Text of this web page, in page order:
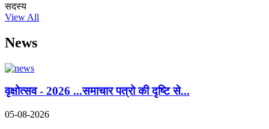
सदस्य
View All
News
वृक्षोत्सव - 2026 ...समाचार पत्रो की दृष्टि से...
05-08-2026